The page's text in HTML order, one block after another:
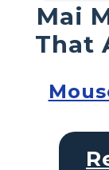
Mai
That